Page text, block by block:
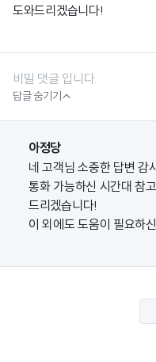
도와드리겠습니다!
비밀 댓글 입니다.
답글 숨기기
아정당
네 고객님 소중한 답변 감
통화 가능하신 시간대
드리겠습니다!
이 외에도 도움이 필요하